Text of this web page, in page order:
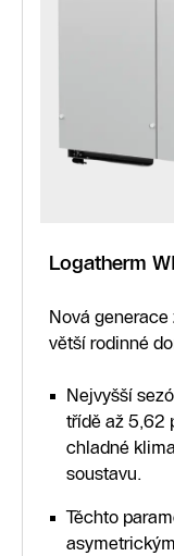
Logatherm
Nová
větší rodinné
Nejvyšší
třídě až 5,62
chladné
soustavu.
Těchto